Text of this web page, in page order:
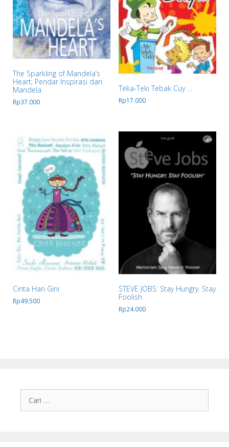
The Sparkling of Mandela’s
Heart; Pendar Inspirasi dari
Mandela
Rp37.000
Teka-Teki Tebak Cuy …
Rp17.000
Cinta Hari Gini
Rp49.500
STEVE JOBS: Stay Hungry. Stay
Foolish
Rp24.000